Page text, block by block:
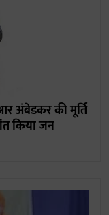
अंबेडकर की मूर्ति
किया जन